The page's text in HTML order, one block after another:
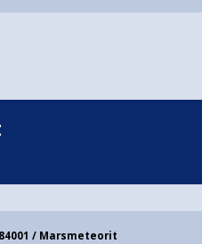
/ Marsmeteorit